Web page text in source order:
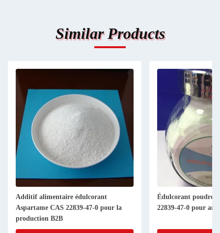
Similar Products
Additif alimentaire édulcorant
Aspartame CAS 22839-47-0 pour la
production B2B
Édulcorant poudre
22839-47-0 pour